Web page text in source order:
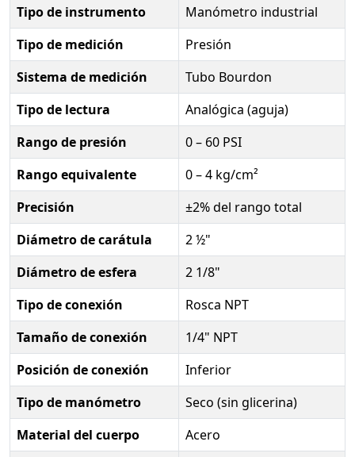
Tipo de instrumento
Manómetro industrial
Tipo de medición
Presión
Sistema de medición
Tubo Bourdon
Tipo de lectura
Analógica (aguja)
Rango de presión
0 – 60 PSI
Rango equivalente
0 – 4 kg/cm²
Precisión
±2% del rango total
Diámetro de carátula
2 ½"
Diámetro de esfera
2 1/8"
Tipo de conexión
Rosca NPT
Tamaño de conexión
1/4" NPT
Posición de conexión
Inferior
Tipo de manómetro
Seco (sin glicerina)
Material del cuerpo
Acero